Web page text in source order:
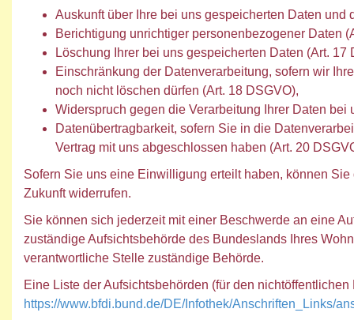
Auskunft über Ihre bei uns gespeicherten Daten und
Berichtigung unrichtiger personenbezogener Daten
Löschung Ihrer bei uns gespeicherten Daten (Art. 17
Einschränkung der Datenverarbeitung, sofern wir
noch nicht löschen dürfen (Art. 18 DSGVO),
Widerspruch gegen die Verarbeitung Ihrer Daten bei
Datenübertragbarkeit, sofern Sie in die
Vertrag mit uns abgeschlossen haben (Art. 20
Sofern Sie uns eine Einwilligung erteilt haben, können
Zukunft widerrufen.
Sie können sich jederzeit mit einer Beschwerde an eine
zuständige Aufsichtsbehörde des Bundeslands Ihres
verantwortliche Stelle zuständige Behörde.
Eine Liste der Aufsichtsbehörden (für den
https://www.bfdi.bund.de/DE/Infothek/Anschriften_Links/